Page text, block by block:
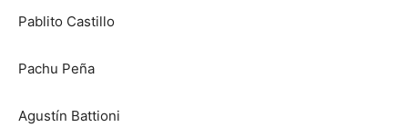
Pablito Castillo
Pachu Peña
Agustín Battioni